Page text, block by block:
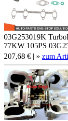
03G253019K
77KW 105PS
207,68 € | » zum